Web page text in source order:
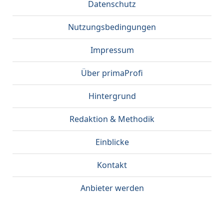
Datenschutz
Nutzungsbedingungen
Impressum
Über primaProfi
Hintergrund
Redaktion & Methodik
Einblicke
Kontakt
Anbieter werden